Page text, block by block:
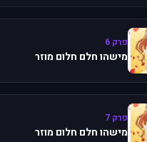
פרק 6
מישהו חלם חלום מוזר
פרק 7
מישהו חלם חלום מוזר